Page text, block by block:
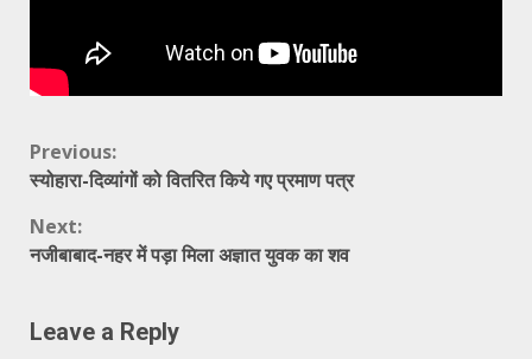
Continue
Previous:
स्योहारा-दिव्यांगों को वितरित किये गए प्रमाण पत्र
Next:
नजीबाबाद-नहर में पड़ा मिला अज्ञात युवक का शव
Leave a Reply